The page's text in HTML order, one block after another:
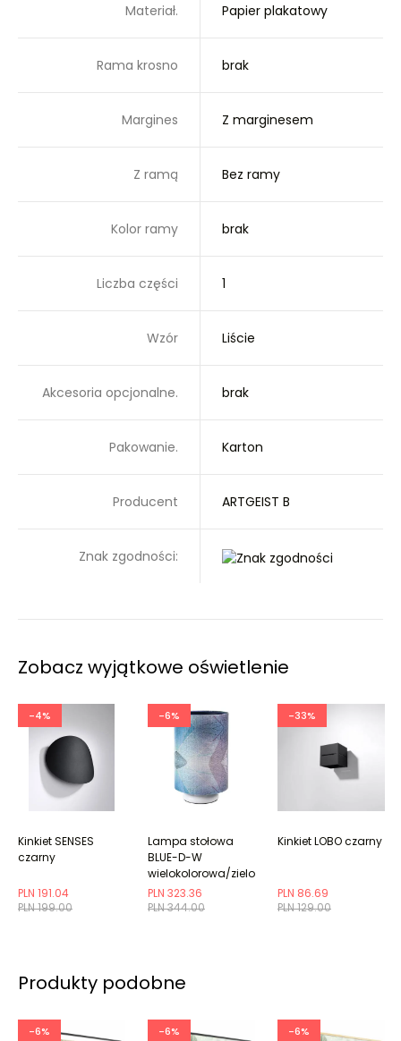
Materiał. Papier plakatowy
Rama krosno brak
Margines Z marginesem
Z ramą Bez ramy
Kolor ramy brak
Liczba części 1
Wzór Liście
Akcesoria opcjonalne. brak
Pakowanie. Karton
Producent ARTGEIST B
Znak zgodności:
Zobacz wyjątkowe oświetlenie
-4%
PLN 199.00
PLN 191.04
Kinkiet SENSES
czarny
-6%
PLN 344.00
PLN 323.36
Lampa stołowa
BLUE-D-W
wielokolorowa/zielona
-33%
PLN 129.00
PLN 86.69
Kinkiet LOBO czarny
Produkty podobne
-6% -6% -6%